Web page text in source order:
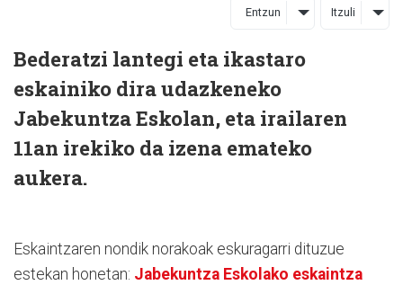
Entzun Itzuli
Bederatzi lantegi eta ikastaro
eskainiko dira udazkeneko
Jabekuntza Eskolan, eta irailaren
11an irekiko da izena emateko
aukera.
Eskaintzaren nondik norakoak eskuragarri dituzue
estekan honetan: Jabekuntza Eskolako eskaintza